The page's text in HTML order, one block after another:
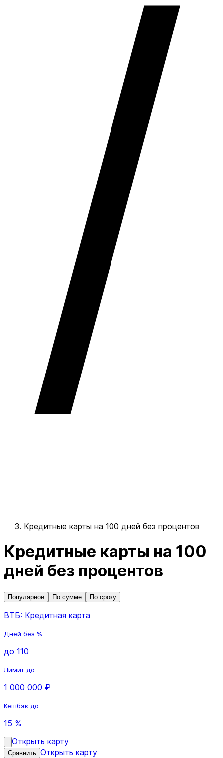
Кредитные карты на 100 дней без процентов
Кредитные карты на 100
дней без процентов
Популярное По сумме По сроку
ВТБ: Кредитная карта
Дней без %
до 110
Лимит до
1 000 000 ₽
Кешбэк до
15 %
Открыть карту
Сравнить Открыть карту